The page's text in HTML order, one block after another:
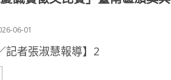
06-01
記者張淑慧報導】2